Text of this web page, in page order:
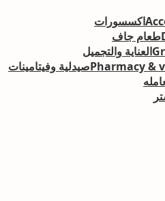
اكسسورات
طعام جاف
العناية والتجميل
صيدلية وفيتامينات